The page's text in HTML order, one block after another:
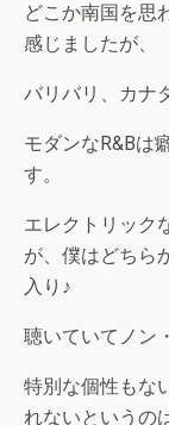
どこか南国を思
感じましたが、
バリバリ、カナ
モダンなR&Bは
す。
エレクトリック
が、僕はどちら
入り♪
聴いていてノン
特別な個性もな
れないというの